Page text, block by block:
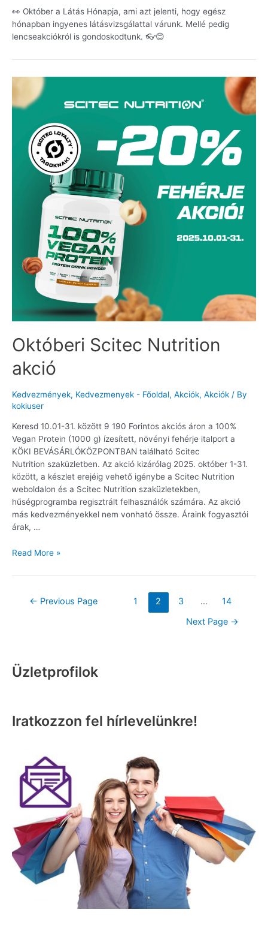
👀 Október a Látás Hónapja, ami azt jelenti, hogy egész
hónapban ingyenes látásvizsgálattal várunk. Mellé pedig
lencseakciókról is gondoskodtunk. 👓😊
Októberi Scitec Nutrition
akció
Kedvezmények, Kedvezmenyek - Főoldal, Akciók, Akciók / By
kokiuser
Keresd 10.01-31. között 9 190 Forintos akciós áron a 100%
Vegan Protein (1000 g) ízesített, növényi fehérje italport a
KÖKI BEVÁSÁRLÓKÖZPONTBAN található Scitec
Nutrition szaküzletben. Az akció kizárólag 2025. október 1-31.
között, a készlet erejéig vehető igénybe a Scitec Nutrition
weboldalon és a Scitec Nutrition szaküzletekben,
hűségprogramba regisztrált felhasználók számára. Az akció
más kedvezményekkel nem vonható össze. Áraink fogyasztói
árak, …
Read More »
← Previous Page 1 2 3 …
14
Next Page →
Üzletprofilok
Iratkozzon fel hírlevelünkre!